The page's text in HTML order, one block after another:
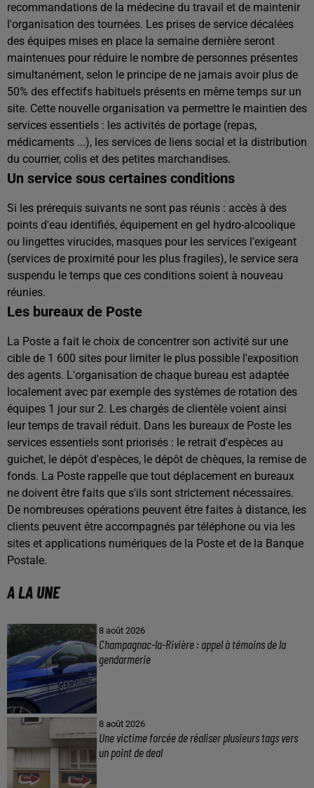
recommandations de la médecine du travail et de maintenir
l'organisation des tournées. Les prises de service décalées
des équipes mises en place la semaine dernière seront
maintenues pour réduire le nombre de personnes présentes
simultanément, selon le principe de ne jamais avoir plus de
50% des effectifs habituels présents en même temps sur un
site. Cette nouvelle organisation va permettre le maintien des
services essentiels : les activités de portage (repas,
médicaments ...), les services de liens social et la distribution
du courrier, colis et des petites marchandises.
Un service sous certaines conditions
Si les prérequis suivants ne sont pas réunis : accès à des
points d'eau identifiés, équipement en gel hydro-alcoolique
ou lingettes virucides, masques pour les services l'exigeant
(services de proximité pour les plus fragiles), le service sera
suspendu le temps que ces conditions soient à nouveau
réunies.
Les bureaux de Poste
La Poste a fait le choix de concentrer son activité sur une
cible de 1 600 sites pour limiter le plus possible l'exposition
des agents. L'organisation de chaque bureau est adaptée
localement avec par exemple des systèmes de rotation des
équipes 1 jour sur 2. Les chargés de clientèle voient ainsi
leur temps de travail réduit. Dans les bureaux de Poste les
services essentiels sont priorisés : le retrait d'espèces au
guichet, le dépôt d'espèces, le dépôt de chèques, la remise de
fonds. La Poste rappelle que tout déplacement en bureaux
ne doivent être faits que s'ils sont strictement nécessaires.
De nombreuses opérations peuvent être faites à distance, les
clients peuvent être accompagnés par téléphone ou via les
sites et applications numériques de la Poste et de la Banque
Postale.
A LA UNE
8 août 2026
Champagnac-la-Rivière : appel à témoins de la
gendarmerie
8 août 2026
Une victime forcée de réaliser plusieurs tags vers
un point de deal